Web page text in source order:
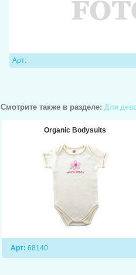
Арт:
Смотрите также в разделе: Для
Organic Bodysuits
Арт: 68140